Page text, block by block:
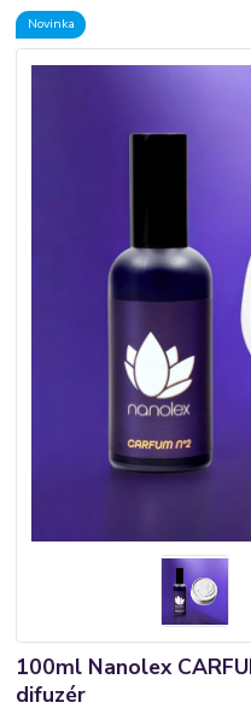
Novinka
100ml Nanolex
difuzér